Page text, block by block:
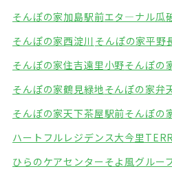
そんぽの家加島駅前エタ―ナル瓜
そんぽの家西淀川 そんぽの家平野
そんぽの家住吉遠里小野そんぽの
そんぽの家鶴見緑地そんぽの家弁
そんぽの家天下茶屋駅前そんぽの
ハートフルレジデンス大今里
ひらのケアセンターそよ風グルー